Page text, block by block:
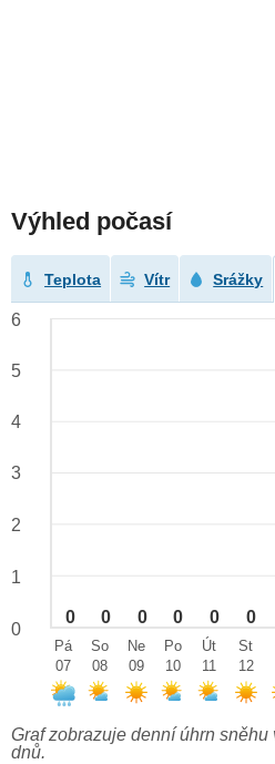
Výhled počasí
Teplota Vítr Srážky
0 0 0 0 0 0
6
5
4
3
2
1
0
Pá
07
So
08
Ne
09
Po
10
Út
11
St
12
Graf zobrazuje denní úhrn sněhu
dnů.